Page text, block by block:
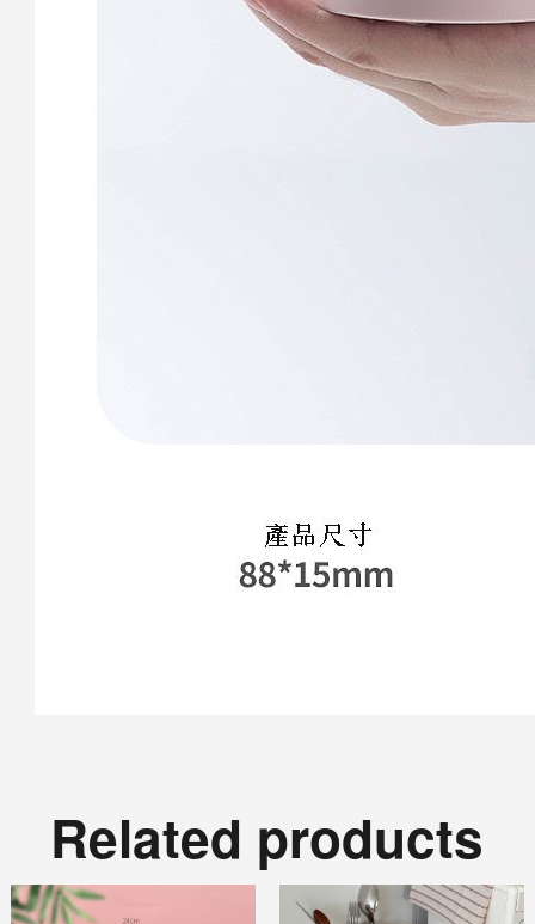
Related products